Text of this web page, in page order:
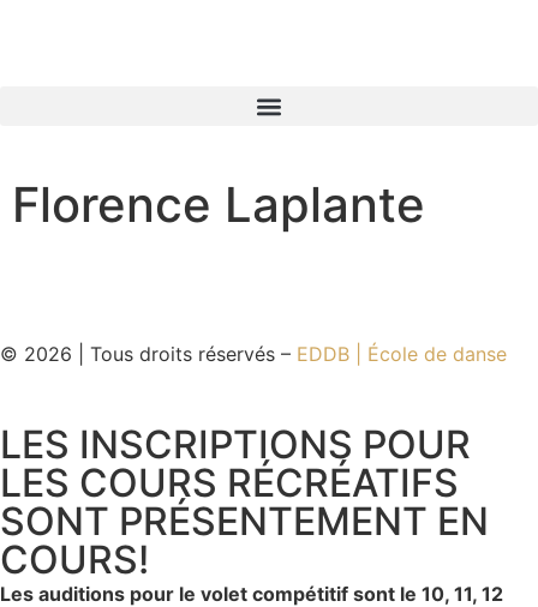
Florence Laplante
© 2026 | Tous droits réservés – EDDB | École de danse
LES INSCRIPTIONS POUR
LES COURS RÉCRÉATIFS
SONT PRÉSENTEMENT EN
COURS!
Les auditions pour le volet compétitif sont le 10, 11, 12